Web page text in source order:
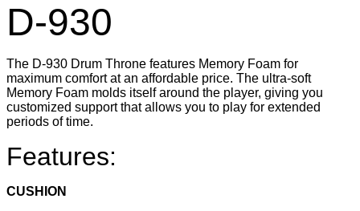
D-930
The D-930 Drum Throne features Memory Foam for
maximum comfort at an affordable price. The ultra-soft
Memory Foam molds itself around the player, giving you
customized support that allows you to play for extended
periods of time.
Features:
CUSHION